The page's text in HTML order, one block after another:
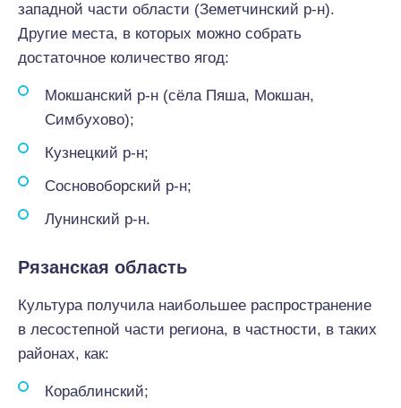
западной части области (Земетчинский р-н).
Другие места, в которых можно собрать
достаточное количество ягод:
Мокшанский р-н (сёла Пяша, Мокшан,
Симбухово);
Кузнецкий р-н;
Сосновоборский р-н;
Лунинский р-н.
Рязанская область
Культура получила наибольшее распространение
в лесостепной части региона, в частности, в таких
районах, как:
Кораблинский;